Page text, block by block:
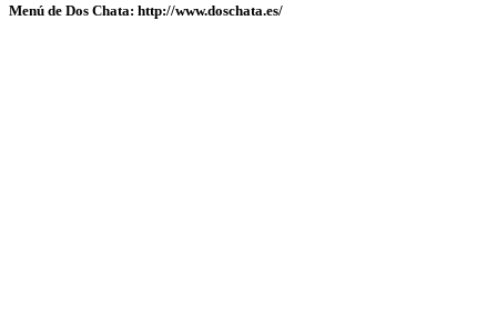
Menú de Dos Chata: http://www.doschata.es/